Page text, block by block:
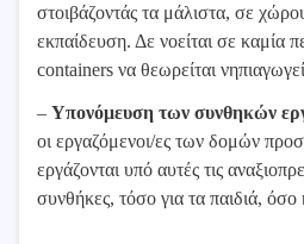
στοιβάζοντάς τα μάλιστα, σε
εκπαίδευση. Δε νοείται σε καμία
containers να θεωρείται
– Υπονόμευση των συνθηκών
οι εργαζόμενοι/ες των δομών
εργάζονται υπό αυτές τις
συνθήκες, τόσο για τα παιδιά, όσο